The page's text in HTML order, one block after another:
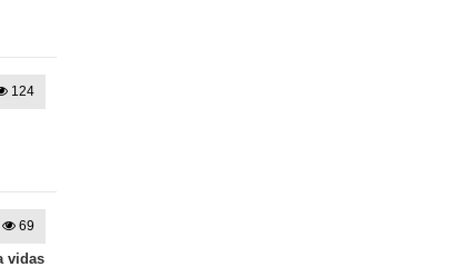
124
69
vidas